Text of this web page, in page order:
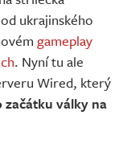
od ukrajinského
gameplay
. Nyní tu ale
Wired, který
války na